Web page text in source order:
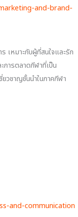
and-brand-
เหมาะกับผู้ที่สนใจและรัก
การตลาดกีฬาที่เป็น
วชาญชั้นนำในภาคกีฬา
and-communication